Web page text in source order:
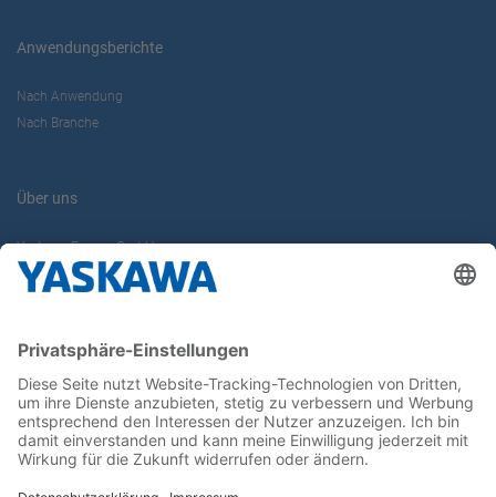
Anwendungsberichte
Nach Anwendung
Nach Branche
Über uns
Yaskawa Europe GmbH
Karriere
Newsletter
Follow us on...